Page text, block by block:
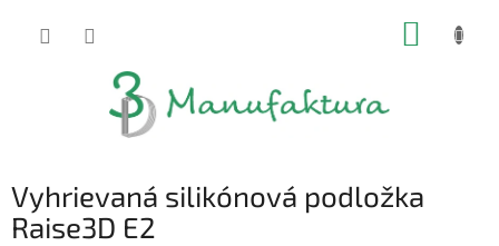
Vyhrievaná silikónová podložka
Raise3D E2